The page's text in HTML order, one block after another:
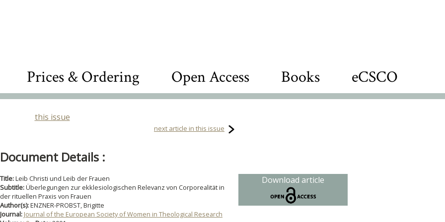
Prices & Ordering Open Access Books eCSCO
this issue
next article in this issue
Document Details :
Title:Leib Christi und Leib der Frauen
Subtitle:Überlegungen zur ekklesiologischen Relevanz von Corporealität in
der rituellen Praxis von Frauen
Author(s):ENZNER-PROBST, Brigitte
Journal: Journal of the European Society of Women in Theological Research
Download article